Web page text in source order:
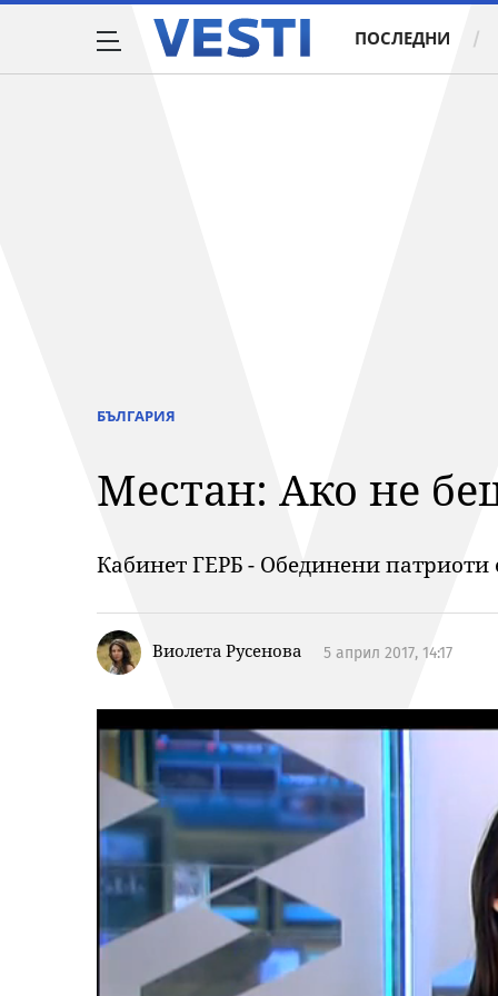
ПОСЛЕДНИ
БЪЛГАРИЯ
Местан: Ако не
Кабинет ГЕРБ - Обединени
Виолета Русенова 5 април 2017, 14:17